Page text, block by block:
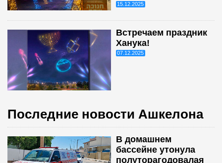
15.12.2025
Встречаем праздник
Ханука!
07.12.2025
Последние новости Ашкелона
В домашнем
бассейне утонула
полуторагодовалая